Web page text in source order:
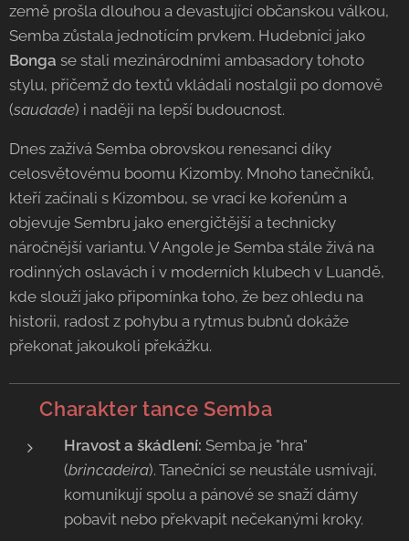
země prošla dlouhou a devastující občanskou válkou,
Semba zůstala jednotícím prvkem. Hudebníci jako
Bonga se stali mezinárodními ambasadory tohoto
stylu, přičemž do textů vkládali nostalgii po domově
(saudade) i naději na lepší budoucnost.
Dnes zažívá Semba obrovskou renesanci díky
celosvětovému boomu Kizomby. Mnoho tanečníků,
kteří začínali s Kizombou, se vrací ke kořenům a
objevuje Sembru jako energičtější a technicky
náročnější variantu. V Angole je Semba stále živá na
rodinných oslavách i v moderních klubech v Luandě,
kde slouží jako připomínka toho, že bez ohledu na
historii, radost z pohybu a rytmus bubnů dokáže
překonat jakoukoli překážku.
Charakter tance Semba
Hravost a škádlení: Semba je "hra"
(brincadeira). Tanečníci se neustále usmívají,
komunikují spolu a pánové se snaží dámy
pobavit nebo překvapit nečekanými kroky.